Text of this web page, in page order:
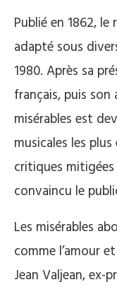
Publié en 1862, le
adapté sous
1980. Après sa
français, puis
misérables est
musicales les
critiques
convaincu le
Les misérables
comme l’amour
Jean Valjean, ex-